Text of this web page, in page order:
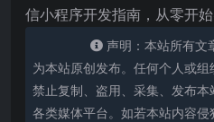
信小程序开发指南，从零开
声明：本站所有文
为本站原创发布。任何个人或组
禁止复制、盗用、采集、发布
各类媒体平台。如若本站内容